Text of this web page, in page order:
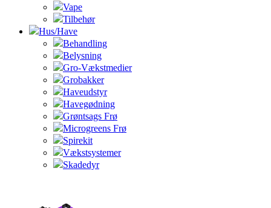
Vape
Tilbehør
Hus/Have
Behandling
Belysning
Gro-Vækstmedier
Grobakker
Haveudstyr
Havegødning
Grøntsags Frø
Microgreens Frø
Spirekit
Vækstsystemer
Skadedyr